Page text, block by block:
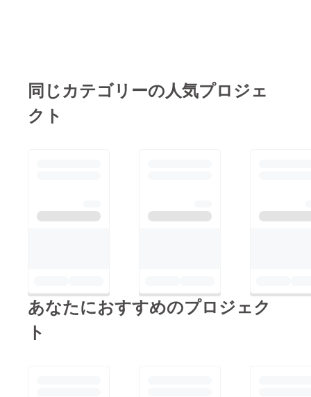
同じカテゴリーの人気プロジェ
クト
あなたにおすすめのプロジェク
ト